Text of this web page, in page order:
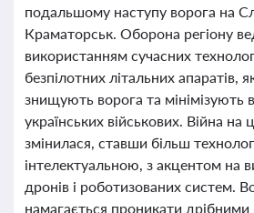
подальшому наступу ворога на
Краматорськ. Оборона регіону
використанням сучасних
безпілотних літальних апаратів,
знищують ворога та мінімізують
українських військових. Війна
змінилася, ставши більш
інтелектуальною, з акцентом на
дронів і роботизованих систем.
намагається проникати